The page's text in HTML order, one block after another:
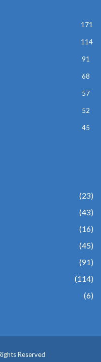
171
114
91
68
57
52
45
(23)
(43)
(16)
(45)
(91)
(114)
(6)
Reserved